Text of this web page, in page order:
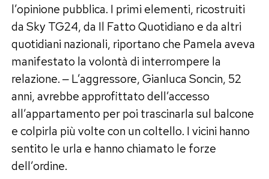
l’opinione pubblica. I primi elementi, ricostruiti
da Sky TG24, da Il Fatto Quotidiano e da altri
quotidiani nazionali, riportano che Pamela aveva
manifestato la volontà di interrompere la
relazione. ‒ L’aggressore, Gianluca Soncin, 52
anni, avrebbe approfittato dell’accesso
all’appartamento per poi trascinarla sul balcone
e colpirla più volte con un coltello. I vicini hanno
sentito le urla e hanno chiamato le forze
dell’ordine.